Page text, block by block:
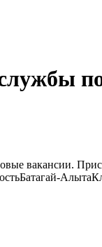
вакансии.
Батагай-Алыта